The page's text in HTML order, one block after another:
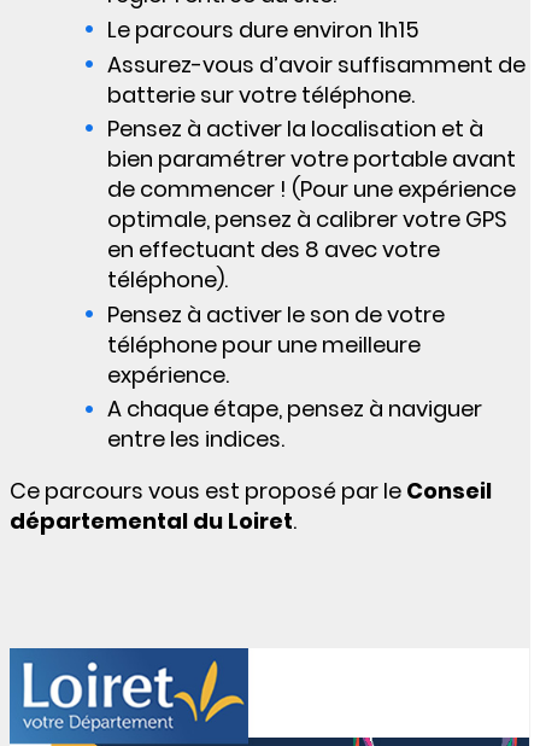
Le parcours dure environ 1h15
Assurez-vous d’avoir suffisamment de
batterie sur votre téléphone.
Pensez à activer la localisation et à
bien paramétrer votre portable avant
de commencer ! (Pour une expérience
optimale, pensez à calibrer votre GPS
en effectuant des 8 avec votre
téléphone).
Pensez à activer le son de votre
téléphone pour une meilleure
expérience.
A chaque étape, pensez à naviguer
entre les indices.
Ce parcours vous est proposé par le Conseil
départemental du Loiret.